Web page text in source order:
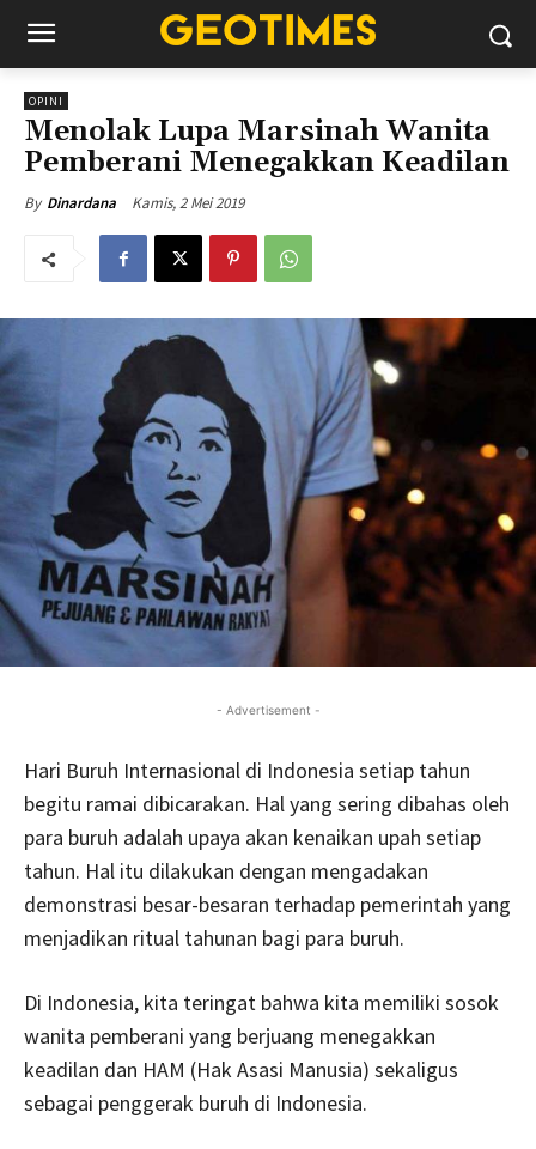
OPINI
Menolak Lupa Marsinah Wanita
Pemberani Menegakkan Keadilan
By Dinardana Kamis, 2 Mei 2019
- Advertisement -
Hari Buruh Internasional di Indonesia setiap tahun
begitu ramai dibicarakan. Hal yang sering dibahas oleh
para buruh adalah upaya akan kenaikan upah setiap
tahun. Hal itu dilakukan dengan mengadakan
demonstrasi besar-besaran terhadap pemerintah yang
menjadikan ritual tahunan bagi para buruh.
Di Indonesia, kita teringat bahwa kita memiliki sosok
wanita pemberani yang berjuang menegakkan
keadilan dan HAM (Hak Asasi Manusia) sekaligus
sebagai penggerak buruh di Indonesia.